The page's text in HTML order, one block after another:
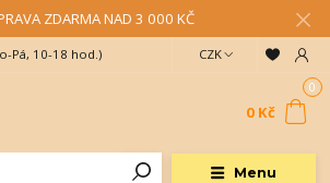
ZDARMA NAD 3 000 KČ
Menu
CZK
Pá, 10-18 hod.)
0
0 Kč